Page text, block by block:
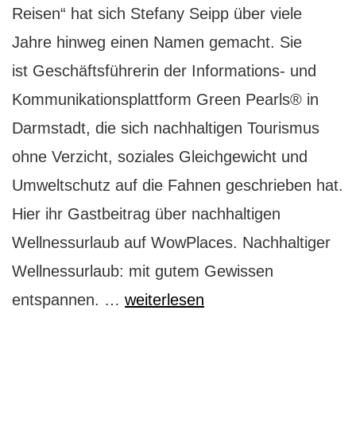
Reisen“ hat sich Stefany Seipp über viele
Jahre hinweg einen Namen gemacht. Sie
ist Geschäftsführerin der Informations- und
Kommunikationsplattform Green Pearls® in
Darmstadt, die sich nachhaltigen Tourismus
ohne Verzicht, soziales Gleichgewicht und
Umweltschutz auf die Fahnen geschrieben hat.
Hier ihr Gastbeitrag über nachhaltigen
Wellnessurlaub auf WowPlaces. Nachhaltiger
Wellnessurlaub: mit gutem Gewissen
entspannen. … Gastbeitrag:
weiterlesen